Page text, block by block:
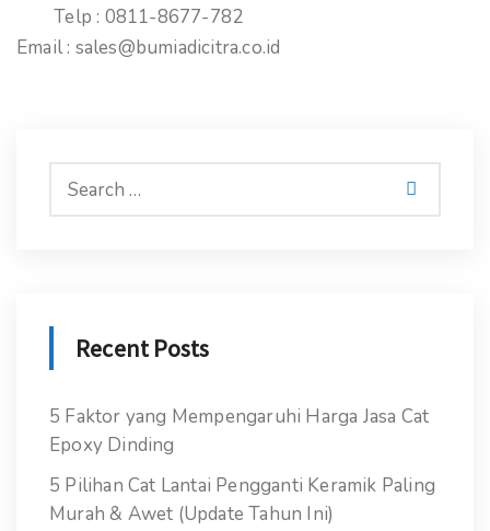
Telp : 0811-8677-782
Email : sales@bumiadicitra.co.id
Recent Posts
5 Faktor yang Mempengaruhi Harga Jasa Cat
Epoxy Dinding
5 Pilihan Cat Lantai Pengganti Keramik Paling
Murah & Awet (Update Tahun Ini)